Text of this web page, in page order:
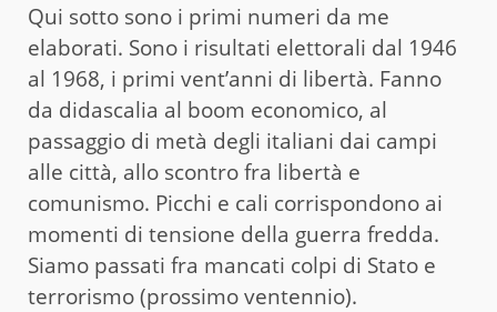
Qui sotto sono i primi numeri da me
elaborati. Sono i risultati elettorali dal 1946
al 1968, i primi vent’anni di libertà. Fanno
da didascalia al boom economico, al
passaggio di metà degli italiani dai campi
alle città, allo scontro fra libertà e
comunismo. Picchi e cali corrispondono ai
momenti di tensione della guerra fredda.
Siamo passati fra mancati colpi di Stato e
terrorismo (prossimo ventennio).